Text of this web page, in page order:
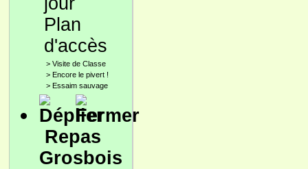
Plan
d'accès
> Visite de Classe
> Encore le pivert !
> Essaim sauvage
Repas
Grosbois